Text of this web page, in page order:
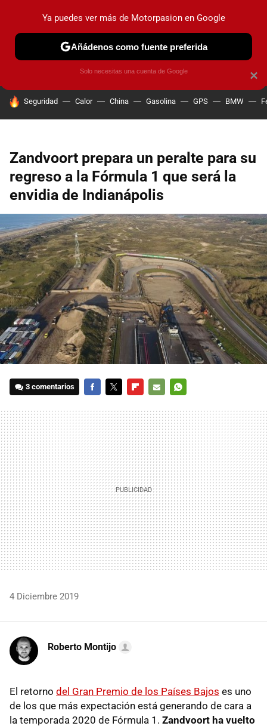
PRUEBAS COCHES ELÉCTRICOS OBSERVATORIO
HOY SE HABLA DE
Seguridad Calor China Gasolina GPS BMW
Zandvoort prepara un peralte para su
regreso a la Fórmula 1 que será la
envidia de Indianápolis
3 comentarios
MAIL
4 Diciembre 2019
Roberto Montijo
El retorno del Gran Premio de los Países Bajos es uno
de los que más expectación está generando de cara a
la temporada 2020 de Fórmula 1. Zandvoort ha vuelto
×
Ya puedes ver más de Motorpasion en Google
Añádenos como fuente preferida
Solo necesitas una cuenta de Google